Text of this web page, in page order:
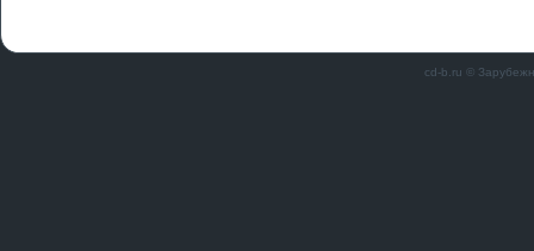
cd-b.ru ©